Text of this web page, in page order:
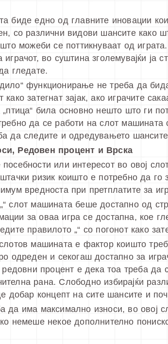
биде едно од главните иновации
со различни видови шансите како
можеби се поттикнуваат од
во суштина зголемувајќи ја
гледате.
функционирање не треба да
затегнат зајак, ако играчите
била основно нешто што ги
да се работи на слот машината
да следите и одредувањето
Редовен процент и Врска
или интересот во овој
ризик коишто е потребно да го
вредноста при претплатите за
слот машината беше достапно од
за оваа игра се достапна, кое
правилото „“ со погонот како
машината е фактор коишто
одреден и секогаш достапно за
редовни процент е дека тоа треба да
рана. Слободно избирајќи
добар концепт на сите шансите и
има максимално износи, во овој
немеше некое дополнително